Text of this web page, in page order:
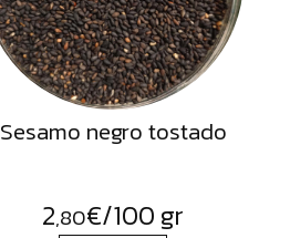
Sesamo negro tostado
2,80€/100 gr